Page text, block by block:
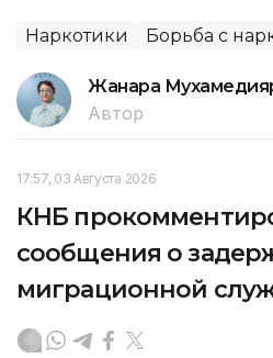
Наркотики Борьба с
Жанара
Автор
17:57, 03 Августа 2026
КНБ
сообщения о
миграционной